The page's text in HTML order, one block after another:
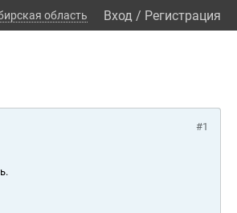
область Вход / Регистрация
#1